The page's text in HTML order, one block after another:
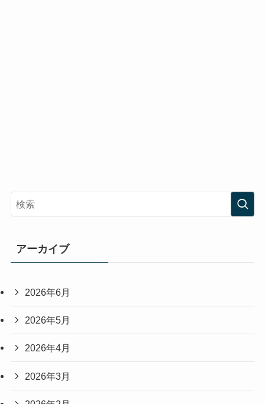
アーカイブ
2026年6月
2026年5月
2026年4月
2026年3月